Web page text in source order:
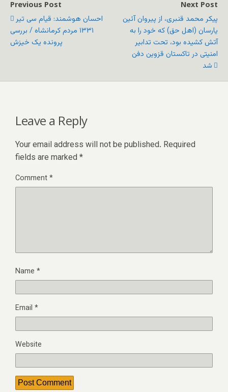
Previous Post
احسان هوشمند: قیام سی تیر
۱۳۳۱ مردم کرمانشاه / بررسی
پرونده یک خیزش
Next Post
پیکر محمد قنبری، از پیروان آئین
یارسان (اهل حق) که خود را به
آتش کشیده بود، تحت تدابیر
امنیتی در تاکستان قزوین دفن
شد
Leave a Reply
Your email address will not be published. Required
fields are marked *
Comment*
Name *
Email *
Website